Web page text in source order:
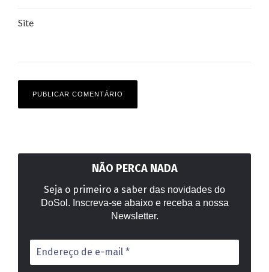
Site
NÃO PERCA NADA
Seja o primeiro a saber das novidades do
DoSol. Inscreva-se abaixo e receba a nossa
Newsletter.
Endereço
de
e-